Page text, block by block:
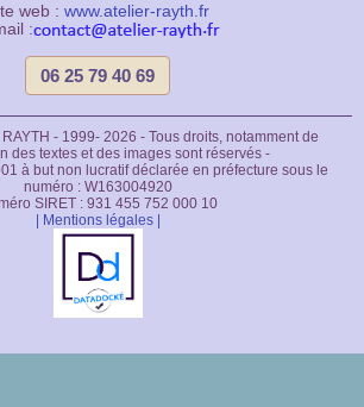
web : www.atelier-rayth.fr
:
06 25 79 40 69
- 1999- 2026 - Tous droits, notamment de
des textes et des images sont réservés -
à but non lucratif déclarée en préfecture sous le
numéro : W163004920
SIRET : 931 455 752 000 10
| Mentions légales |